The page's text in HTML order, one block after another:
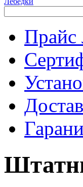
Прайс